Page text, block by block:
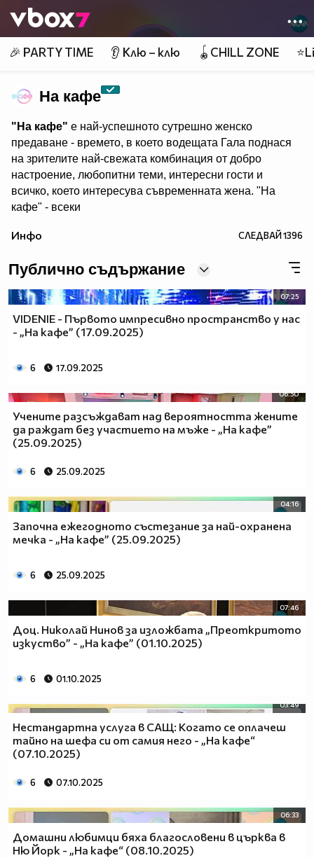
👾
🎉 PARTY TIME 👂 Клю – клю 🪀CHILL ZONE
На кафе
"На кафе" е най-успешното сутрешно женско
предаване - времето, в което водещата Гала поднася
на зрителите най-свежата комбинация от добро
настроение, любопитни теми, интересни гости и
всичко, което интересува съвременната жена. "На
кафе" - всеки
може да гледате и в
Инфо СЛЕДВАЙ1396
Публично съдържание
07:25
VIDENIE - Първото импресивно пространство у нас
- „На кафе” (17.09.2025)
6 17.09.2025
06:50
Учените разсъждават над вероятността жените
да раждат без участието на мъже - „На кафе”
(25.09.2025)
6 25.09.2025
04:16
Започна ежегодното състезание за най-охранена
мечка - „На кафе” (25.09.2025)
6 25.09.2025
07:46
Доц. Николай Нинов за изложбата „Преоткритото
изкуство” - „На кафе” (01.10.2025)
6 01.10.2025
03:49
Нестандартна услуга в САЩ: Когато се оплачеш
тайно на шефа си от самия него - „На кафе“
(07.10.2025)
6 07.10.2025
06:33
Домашни любимци бяха благословени в църква в
Ню Йорк - „На кафе“ (08.10.2025)